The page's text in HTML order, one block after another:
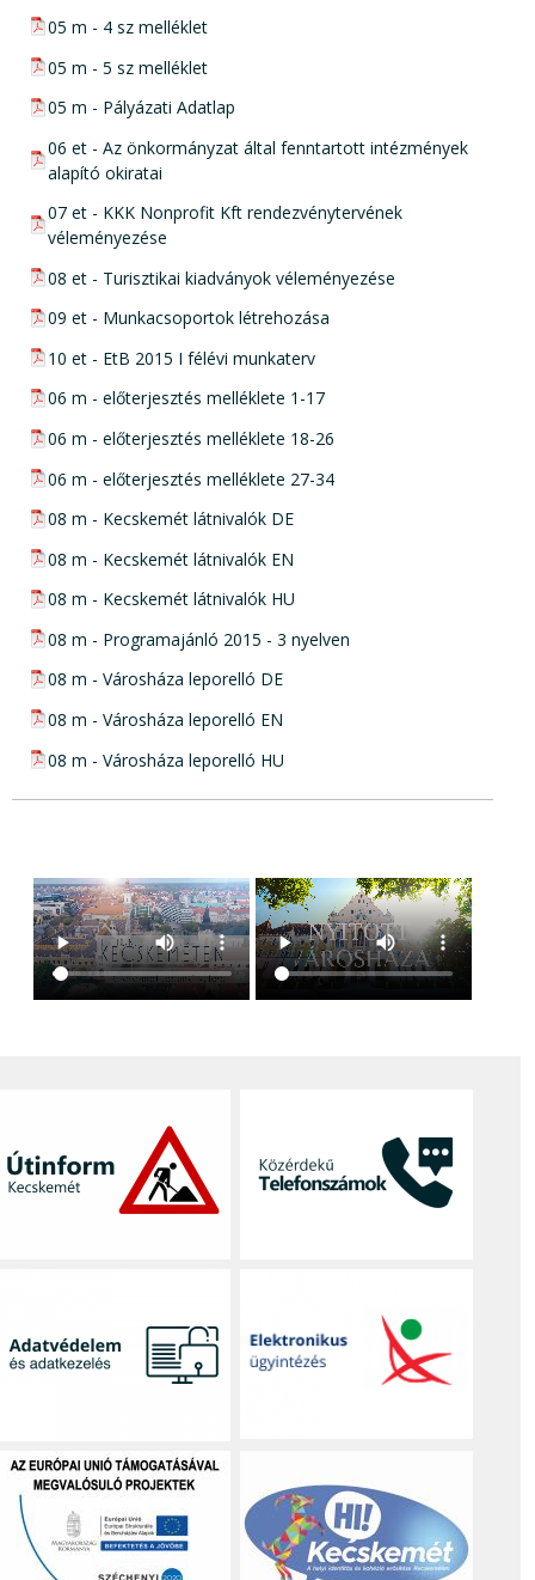
pdf csatolmány:
05 m - 4 sz melléklet
pdf csatolmány:
05 m - 5 sz melléklet
pdf csatolmány:
05 m - Pályázati Adatlap
pdf csatolmány:
06 et - Az önkormányzat által fenntartott intézmények
alapító okiratai
pdf csatolmány:
07 et - KKK Nonprofit Kft rendezvénytervének
véleményezése
pdf csatolmány:
08 et - Turisztikai kiadványok véleményezése
pdf csatolmány:
09 et - Munkacsoportok létrehozása
pdf csatolmány:
10 et - EtB 2015 I félévi munkaterv
pdf csatolmány:
06 m - előterjesztés melléklete 1-17
pdf csatolmány:
06 m - előterjesztés melléklete 18-26
pdf csatolmány:
06 m - előterjesztés melléklete 27-34
pdf csatolmány:
08 m - Kecskemét látnivalók DE
pdf csatolmány:
08 m - Kecskemét látnivalók EN
pdf csatolmány:
08 m - Kecskemét látnivalók HU
pdf csatolmány:
08 m - Programajánló 2015 - 3 nyelven
pdf csatolmány:
08 m - Városháza leporelló DE
pdf csatolmány:
08 m - Városháza leporelló EN
pdf csatolmány:
08 m - Városháza leporelló HU